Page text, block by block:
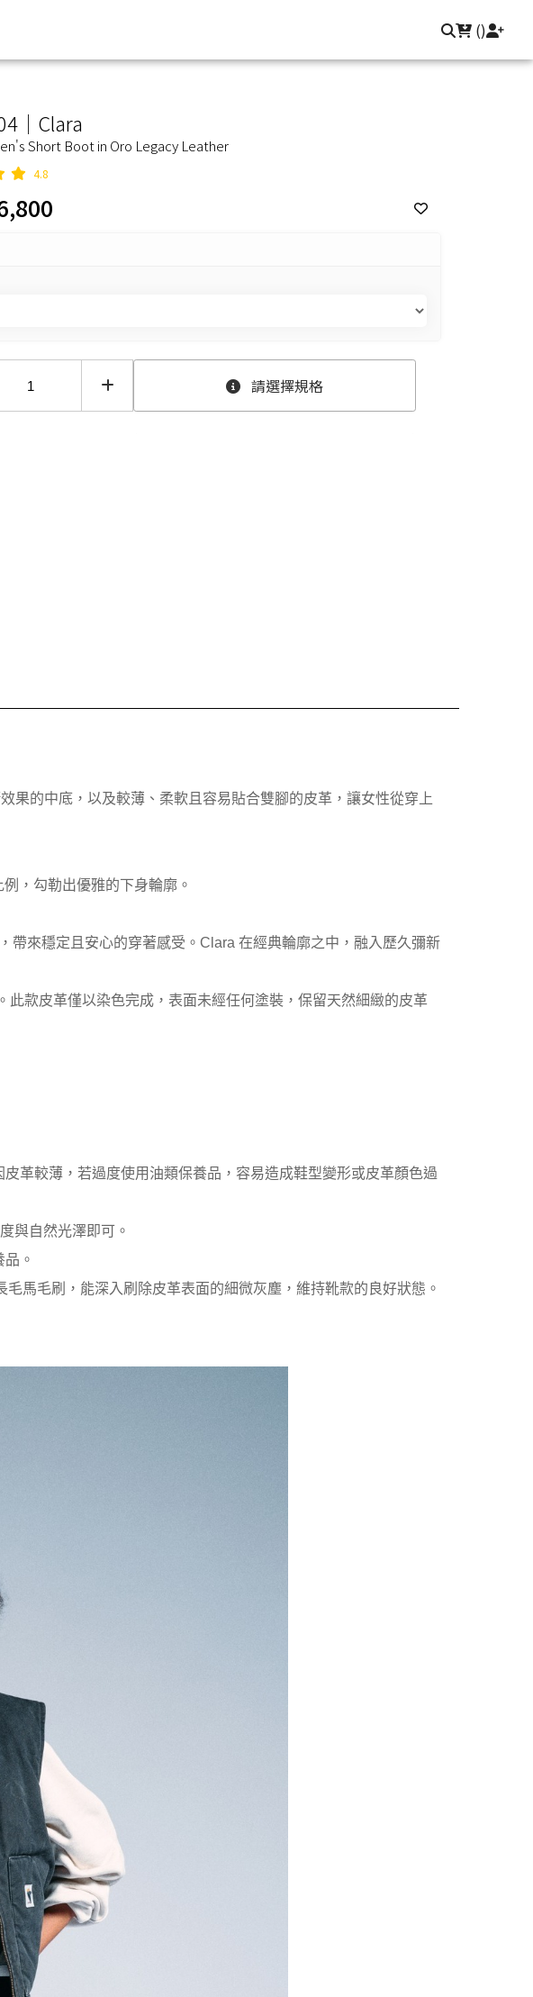
()
｜Clara
Short Boot in Oro Legacy Leather
4.8
請選擇規格
擇規格
果的中底，以及較薄、柔軟且容易貼合雙腳的皮革，讓女性從穿上
，勾勒出優雅的下身輪廓。
來穩定且安心的穿著感受。Clara 在經典輪廓之中，融入歷久彌新
款皮革僅以染色完成，表面未經任何塗裝，保留天然細緻的皮革
革較薄，若過度使用油類保養品，容易造成鞋型變形或皮革顏色過
與自然光澤即可。
。
馬毛刷，能深入刷除皮革表面的細微灰塵，維持靴款的良好狀態。